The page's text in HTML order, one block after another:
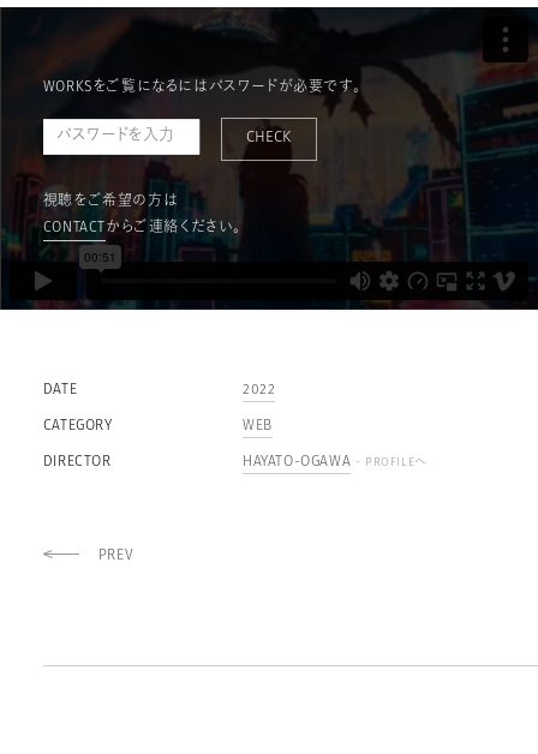
WORKSをご覧になるにはパスワードが必要です。
CHECK
視聴をご希望の方は
CONTACT からご連絡ください。
DATE 2022
CATEGORY WEB
DIRECTOR HAYATO-OGAWA - PROFILEへ
PREV